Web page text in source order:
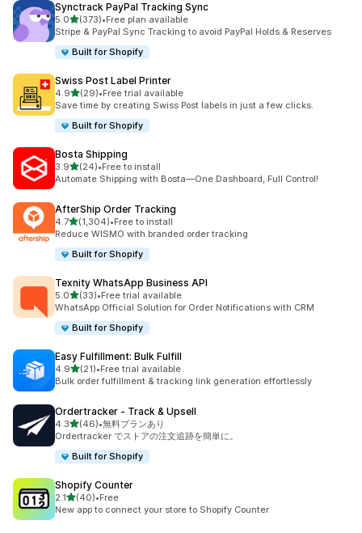
Synctrack PayPal Tracking Sync
5.05つ星中
(373)
合計レビュー数：373件
•Free plan available
Stripe & PayPal Sync Tracking to avoid PayPal Holds & Reserves
Built for Shopify
Swiss Post Label Printer
4.95つ星中
(29)
合計レビュー数：29件
•Free trial available
Save time by creating Swiss Post labels in just a few clicks.
Built for Shopify
Bosta Shipping
3.95つ星中
(24)
合計レビュー数：24件
•Free to install
Automate Shipping with Bosta—One Dashboard, Full Control!
AfterShip Order Tracking
4.75つ星中
(1,304)
合計レビュー数：1304件
•Free to install
Reduce WISMO with branded order tracking
Built for Shopify
Texnity WhatsApp Business API
5.05つ星中
(33)
合計レビュー数：33件
•Free trial available
WhatsApp Official Solution for Order Notifications with CRM
Built for Shopify
Easy Fulfillment: Bulk Fulfill
4.95つ星中
(21)
合計レビュー数：21件
•Free trial available
Bulk order fulfillment & tracking link generation effortlessly
Ordertracker ‑ Track & Upsell
4.35つ星中
(46)
合計レビュー数：46件
•無料プランあり
Ordertracker でストアの注文追跡を簡単に。
Built for Shopify
Shopify Counter
2.15つ星中
(40)
合計レビュー数：40件
•Free
New app to connect your store to Shopify Counter